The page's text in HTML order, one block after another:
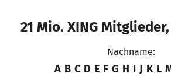
21 Mio. XING
Nachname:
A B C D E F G H I J K L